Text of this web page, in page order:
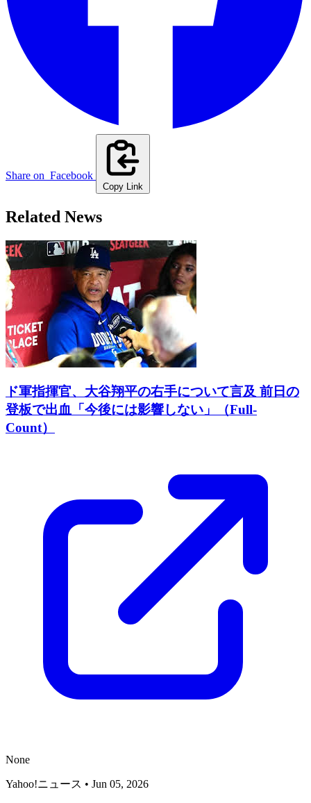
Share on Facebook
Copy Link
Related News
ド軍指揮官、大谷翔平の右手について言及 前日の
登板で出血「今後には影響しない」（Full-
Count）
None
Yahoo!ニュース • Jun 05, 2026